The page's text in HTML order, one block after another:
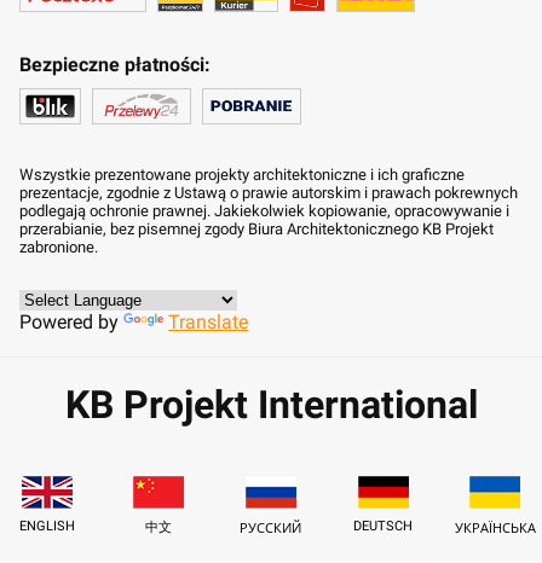
Bezpieczne płatności:
Wszystkie prezentowane projekty architektoniczne i ich graficzne
prezentacje, zgodnie z Ustawą o prawie autorskim i prawach pokrewnych
podlegają ochronie prawnej. Jakiekolwiek kopiowanie, opracowywanie i
przerabianie, bez pisemnej zgody Biura Architektonicznego KB Projekt
zabronione.
Powered by Translate
KB Projekt International
ENGLISH 中文 РУССКИЙ DEUTSCH УКРАЇНСЬКА